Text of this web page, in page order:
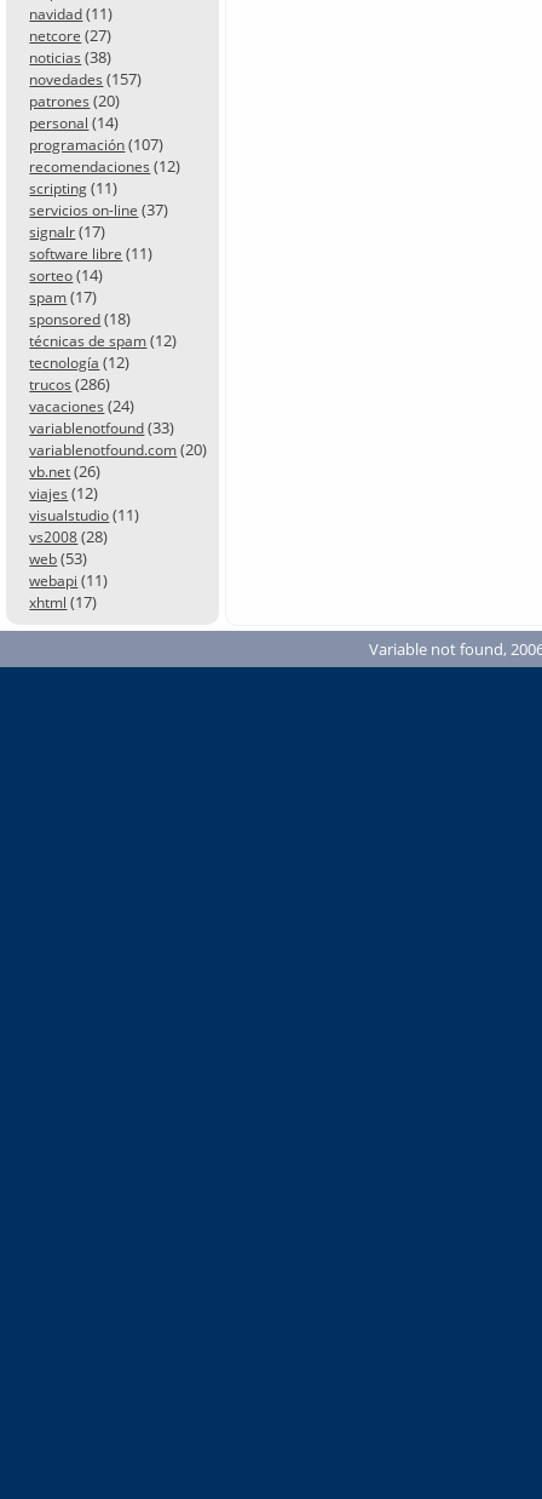
navidad (11)
netcore (27)
noticias (38)
novedades (157)
patrones (20)
personal (14)
programación (107)
recomendaciones (12)
scripting (11)
servicios on-line (37)
signalr (17)
software libre (11)
sorteo (14)
spam (17)
sponsored (18)
técnicas de spam (12)
tecnología (12)
trucos (286)
vacaciones (24)
variablenotfound (33)
variablenotfound.com (20)
vb.net (26)
viajes (12)
visualstudio (11)
vs2008 (28)
web (53)
webapi (11)
xhtml (17)
Variable not found,